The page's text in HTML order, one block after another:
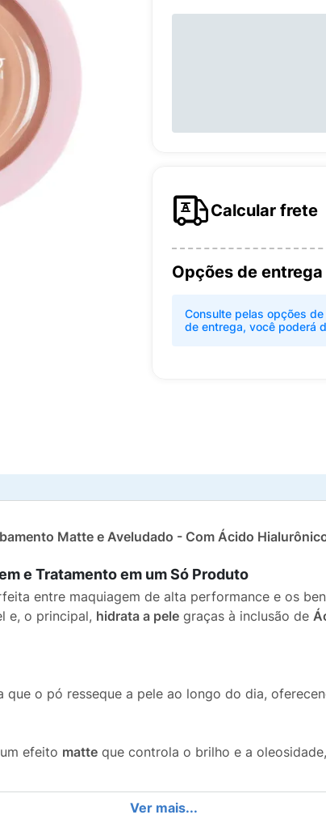
Calcular frete
Opções de entrega
Consulte pelas opções
de entrega, você poderá
Matte e Aveludado - Com Ácido
e Tratamento em um Só Produto
entre maquiagem de alta performance e os
e, o principal, hidrata a pele graças à inclusão de
que o pó resseque a pele ao longo do dia,
efeito matte que controla o brilho e a
o último passo da maquiagem,
Ver mais...